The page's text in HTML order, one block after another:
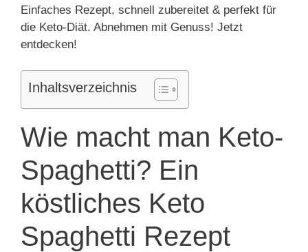
Einfaches Rezept, schnell zubereitet & perfekt für
die Keto-Diät. Abnehmen mit Genuss! Jetzt
entdecken!
Inhaltsverzeichnis
Wie macht man Keto-
Spaghetti? Ein
köstliches Keto
Spaghetti Rezept